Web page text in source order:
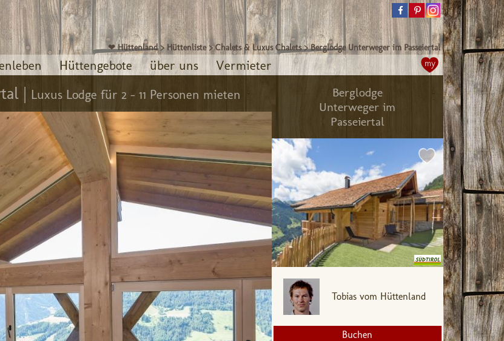
❤ Hüttenland >Hüttenliste >Chalets & Luxus Chalets >Berglodge Unterweger im Passeiertal
Hüttengebote über uns Vermieter my
| Luxus Lodge für 2 - 11 Personen mieten
Berglodge
Unterweger im
Passeiertal
Tobias vom Hüttenland
Buchen